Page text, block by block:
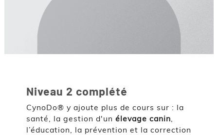
Niveau 2 complété
CynoDo® y ajoute plus de cours sur : la
santé, la gestion d'un élevage canin,
l’éducation, la prévention et la correction